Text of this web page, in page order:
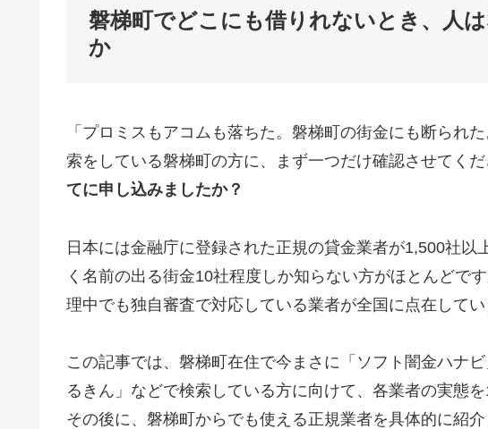
磐梯町でどこにも借りれないとき、人
か
「プロミスもアコムも落ちた。磐梯町の街金にも断ら
索をしている磐梯町の方に、まず一つだけ確認させてく
てに申し込みましたか？
日本には金融庁に登録された正規の貸金業者が1,500社以
く名前の出る街金10社程度しか知らない方がほとんどで
理中でも独自審査で対応している業者が全国に点在してい
この記事では、磐梯町在住で今まさに「ソフト闇金ハナ
るきん」などで検索している方に向けて、各業者の実態
その後に、磐梯町からでも使える正規業者を具体的に紹介